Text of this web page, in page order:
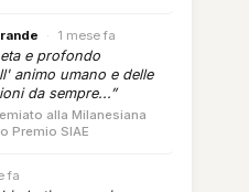
· 1 mese fa
e profondo
animo umano e delle
da sempre...”
alla Milanesiana
Premio SIAE
fa